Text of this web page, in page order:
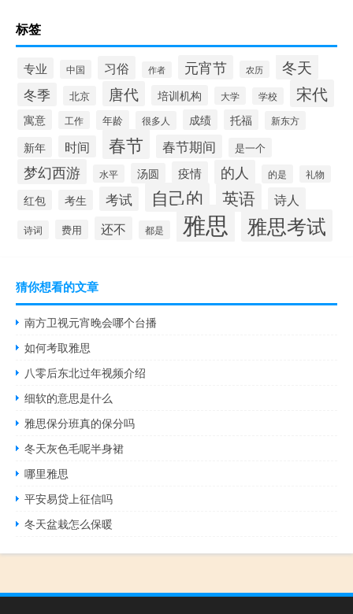
标签
专业 中国 习俗 作者 元宵节 农历 冬天
冬季 北京 唐代 培训机构 大学 学校 宋代
寓意 工作 年龄 很多人 成绩 托福 新东方
新年 时间 春节 春节期间 是一个
梦幻西游 水平 汤圆 疫情 的人 的是 礼物
红包 考生 考试 自己的 英语 诗人
诗词 费用 还不 都是 雅思 雅思考试
猜你想看的文章
南方卫视元宵晚会哪个台播
如何考取雅思
八零后东北过年视频介绍
细软的意思是什么
雅思保分班真的保分吗
冬天灰色毛呢半身裙
哪里雅思
平安易贷上征信吗
冬天盆栽怎么保暖